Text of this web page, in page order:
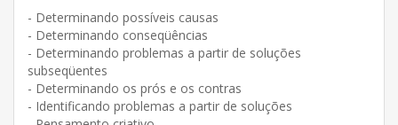
- Determinando possíveis causas
- Determinando conseqüências
- Determinando problemas a partir de soluções
subseqüentes
- Determinando os prós e os contras
- Identificando problemas a partir de soluções